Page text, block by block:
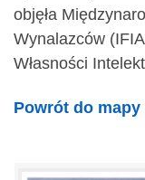
objęła
Wynalazców
Własności
Powrót do mapy